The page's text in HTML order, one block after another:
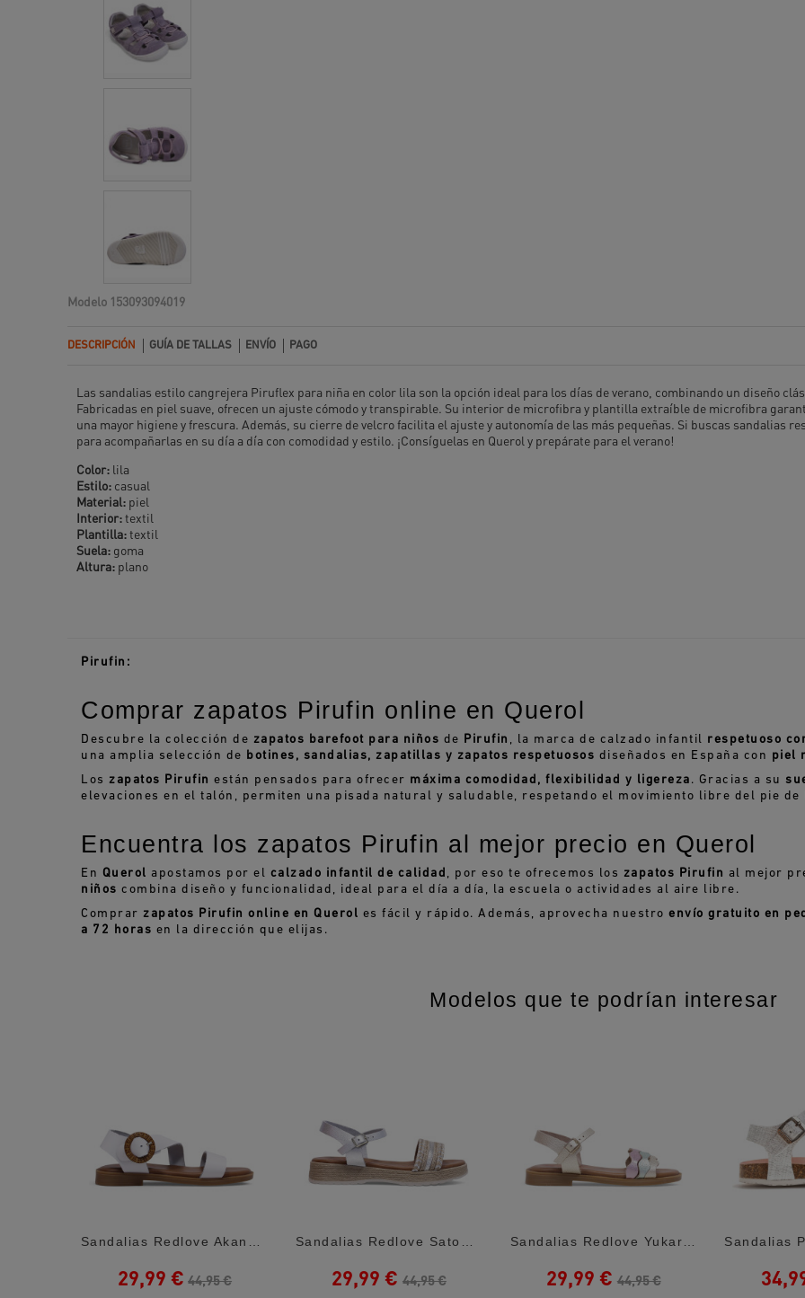
Modelo 153093094019
DESCRIPCIÓN GUÍA DE TALLAS ENVÍO PAGO
Las sandalias estilo cangrejera Piruflex para niña en color lila son la opción ideal para los días de verano, combinando un diseño
Fabricadas en piel suave, ofrecen un ajuste cómodo y transpirable. Su interior de microfibra y plantilla extraíble de microfibra
una mayor higiene y frescura. Además, su cierre de velcro facilita el ajuste y autonomía de las más pequeñas. Si buscas sandalias
para acompañarlas en su día a día con comodidad y estilo. ¡Consíguelas en Querol y prepárate para el verano!
Color: lila
Estilo: casual
Material: piel
Interior:textil
Plantilla:textil
Suela: goma
Altura: plano
Pirufin:
Comprar zapatos Pirufin online en Querol
Descubre la colección de zapatos barefoot para niños de Pirufin , la marca de calzado infantil respetuoso
una amplia selección de botines, sandalias, zapatillas y zapatos respetuosos diseñados en España con piel
Los zapatos Pirufin están pensados para ofrecer máxima comodidad, flexibilidad y ligereza . Gracias a su
elevaciones en el talón, permiten una pisada natural y saludable, respetando el movimiento libre del pie de
Encuentra los zapatos Pirufin al mejor precio en Querol
En Querol apostamos por el calzado infantil de calidad , por eso te ofrecemos los zapatos Pirufin al mejor
niños combina diseño y funcionalidad, ideal para el día a día, la escuela o actividades al aire libre.
Comprar zapatos Pirufin online en Querol es fácil y rápido. Además, aprovecha nuestro envío gratuito en
a 72 horas en la dirección que elijas.
Modelos que te podrían interesar
29,99 € 44,95 € 29,99 € 44,95 € 29,99 € 44,95 €